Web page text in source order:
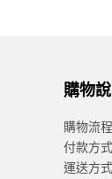
購物
購物流程
付款方式
運送方式